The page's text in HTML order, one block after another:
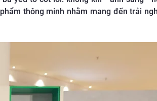
thông minh nhằm mang đến trải